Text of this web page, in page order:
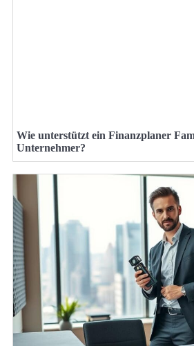
Wie unterstützt ein Finanzplaner
Unternehmer?